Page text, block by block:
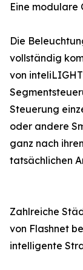
Eine
Die
vollständig
von inteliLIGHT
Steuerung
oder andere
ganz nach
tatsächlichen
Zahlreiche
von Flashnet
intelligente